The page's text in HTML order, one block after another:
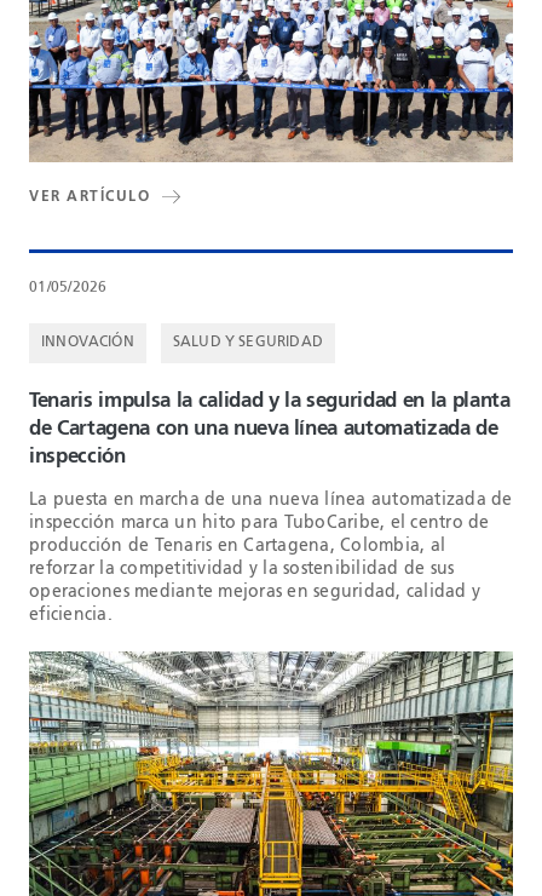
VER ARTÍCULO
01/05/2026
INNOVACIÓN SALUD Y SEGURIDAD
Tenaris impulsa la calidad y la seguridad en la planta
de Cartagena con una nueva línea automatizada de
inspección
La puesta en marcha de una nueva línea automatizada de
inspección marca un hito para TuboCaribe, el centro de
producción de Tenaris en Cartagena, Colombia, al
reforzar la competitividad y la sostenibilidad de sus
operaciones mediante mejoras en seguridad, calidad y
eficiencia.